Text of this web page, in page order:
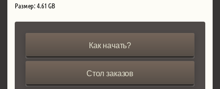
Размер: 4.61 GB
Как начать?
Стол заказов